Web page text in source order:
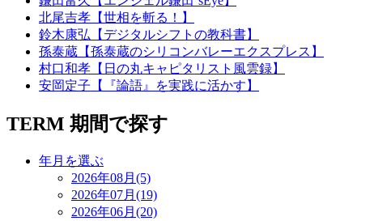
北尾吉孝【世相を斬る！】
鈴木康弘【デジタルシフトの教科書】
孫泰蔵【孫泰蔵のシリコンバレーエクスプレス】
村口和孝【日の丸キャピタリスト風雲録】
安岡定子【『論語』を実践に活かす】
TERM 期間で探す
年月を選ぶ
2026年08月(5)
2026年07月(19)
2026年06月(20)